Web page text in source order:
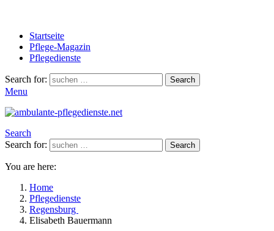
Startseite
Pflege-Magazin
Pflegedienste
Search for: Search
Menu
Search
Search for:
Search
You are here:
Home
Pflegedienste
Regensburg
Elisabeth Bauermann